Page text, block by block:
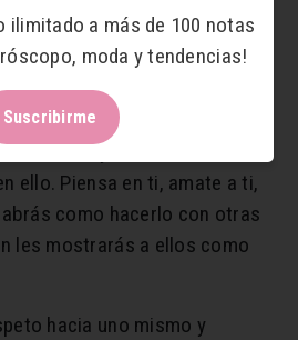
De esta forma otra persona
de esa energía que
y
ello. Piensa en ti, amate a ti,
como hacerlo con otras
les mostrarás a ellos como
hacia uno mismo y
ilimitado a más de 100 notas
moda y tendencias!
Suscribirme